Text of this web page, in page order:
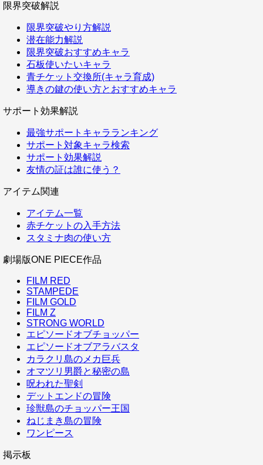
限界突破解説
限界突破やり方解説
潜在能力解説
限界突破おすすめキャラ
石板使いたいキャラ
青チケット交換所(キャラ育成)
導きの鍵の使い方とおすすめキャラ
サポート効果解説
最強サポートキャラランキング
サポート対象キャラ検索
サポート効果解説
友情の証は誰に使う？
アイテム関連
アイテム一覧
赤チケットの入手方法
スタミナ肉の使い方
劇場版ONE PIECE作品
FILM RED
STAMPEDE
FILM GOLD
FILM Z
STRONG WORLD
エピソードオブチョッパー
エピソードオブアラバスタ
カラクリ島のメカ巨兵
オマツリ男爵と秘密の島
呪われた聖剣
デットエンドの冒険
珍獣島のチョッパー王国
ねじまき島の冒険
ワンピース
掲示板